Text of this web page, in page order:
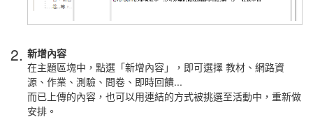
2. 新增內容
在主題區塊中，點選「新增內容」，即可選擇 教材、網路資
源、作業、測驗、問卷、即時回饋...
而已上傳的內容，也可以用連結的方式被挑選至活動中，重新做
安排。